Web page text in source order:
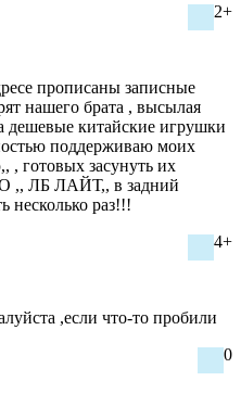
2+
прописаны записные
нашего брата , высылая
дешевые китайские игрушки
поддерживаю моих
, готовых засунуть их
,, ЛБ ЛАЙТ,, в задний
несколько раз!!!
4+
,если что-то пробили
0